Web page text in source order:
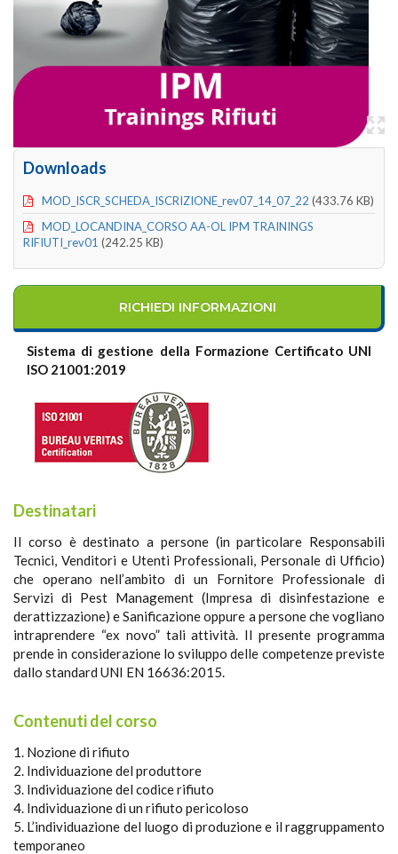
Downloads
MOD_ISCR_SCHEDA_ISCRIZIONE_rev07_14_07_22 (433.76 KB)
MOD_LOCANDINA_CORSO AA-OL IPM TRAININGS
RIFIUTI_rev01 (242.25 KB)
RICHIEDI INFORMAZIONI
Sistema di gestione della Formazione Certificato UNI
ISO 21001:2019
Destinatari
Il corso è destinato a persone (in particolare Responsabili
Tecnici, Venditori e Utenti Professionali, Personale di Ufficio)
che operano nell’ambito di un Fornitore Professionale di
Servizi di Pest Management (Impresa di disinfestazione e
derattizzazione) e Sanificazione oppure a persone che vogliano
intraprendere “ex novo” tali attività. Il presente programma
prende in considerazione lo sviluppo delle competenze previste
dallo standard UNI EN 16636:2015.
Contenuti del corso
1. Nozione di rifiuto
2. Individuazione del produttore
3. Individuazione del codice rifiuto
4. Individuazione di un rifiuto pericoloso
5. L’individuazione del luogo di produzione e il raggruppamento
temporaneo